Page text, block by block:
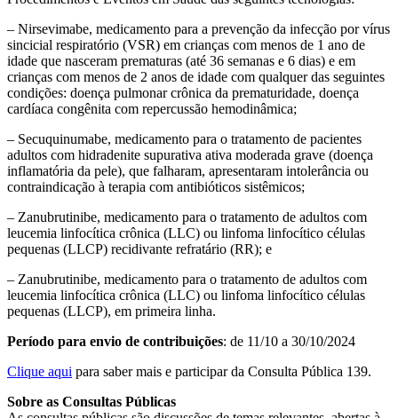
– Nirsevimabe, medicamento para a prevenção da infecção por vírus
sincicial respiratório (VSR) em crianças com menos de 1 ano de
idade que nasceram prematuras (até 36 semanas e 6 dias) e em
crianças com menos de 2 anos de idade com qualquer das seguintes
condições: doença pulmonar crônica da prematuridade, doença
cardíaca congênita com repercussão hemodinâmica;
– Secuquinumabe, medicamento para o tratamento de pacientes
adultos com hidradenite supurativa ativa moderada grave (doença
inflamatória da pele), que falharam, apresentaram intolerância ou
contraindicação à terapia com antibióticos sistêmicos;
– Zanubrutinibe, medicamento para o tratamento de adultos com
leucemia linfocítica crônica (LLC) ou linfoma linfocítico células
pequenas (LLCP) recidivante refratário (RR); e
– Zanubrutinibe, medicamento para o tratamento de adultos com
leucemia linfocítica crônica (LLC) ou linfoma linfocítico células
pequenas (LLCP), em primeira linha.
Período para envio de contribuições: de 11/10 a 30/10/2024
Clique aqui para saber mais e participar da Consulta Pública 139.
Sobre as Consultas Públicas